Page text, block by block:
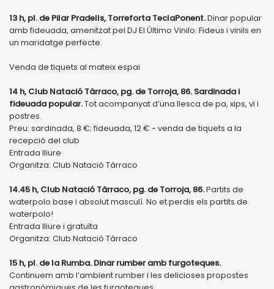
13 h, pl. de Pilar Pradells, Torreforta TeclaPonent.Dinar popular
amb fideuada, amenitzat pel DJ El Último Vinilo. Fideus i vinils en
un maridatge perfecte.
Venda de tiquets al mateix espai
14 h, Club Natació Tàrraco, pg. de Torroja, 86. Sardinada i
fideuada popular.Tot acompanyat d’una llesca de pa, xips, vi i
postres.
Preu: sardinada, 8 €; fideuada, 12 € - venda de tiquets a la
recepció del club
Entrada lliure
Organitza: Club Natació Tàrraco
14.45 h, Club Natació Tàrraco, pg. de Torroja, 86.Partits de
waterpolo base i absolut masculí. No et perdis els partits de
waterpolo!
Entrada lliure i gratuïta
Organitza: Club Natació Tàrraco
15 h, pl. de la Rumba. Dinar rumber amb furgoteques.
Continuem amb l’ambient rumber i les delicioses propostes